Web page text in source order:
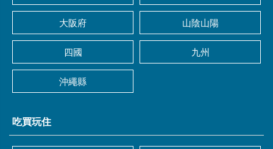
大阪府 山陰山陽
四國 九州
沖繩縣
吃買玩住